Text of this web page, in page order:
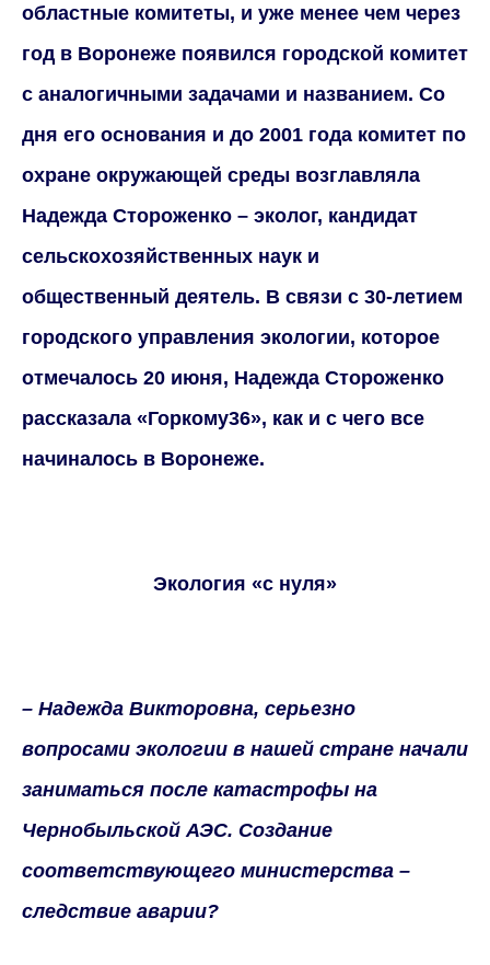
областные комитеты, и уже менее чем через
год в Воронеже появился городской комитет
с аналогичными задачами и названием. Со
дня его основания и до 2001 года комитет по
охране окружающей среды возглавляла
Надежда Стороженко – эколог, кандидат
сельскохозяйственных наук и
общественный деятель. В связи с 30-летием
городского управления экологии, которое
отмечалось 20 июня, Надежда Стороженко
рассказала «Горкому36», как и с чего все
начиналось в Воронеже.
Экология «с нуля»
– Надежда Викторовна, серьезно
вопросами экологии в нашей стране начали
заниматься после катастрофы на
Чернобыльской АЭС. Создание
соответствующего министерства –
следствие аварии?